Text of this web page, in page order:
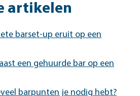
artikelen
barset-up eruit op een
een gehuurde bar op een
barpunten je nodig hebt?